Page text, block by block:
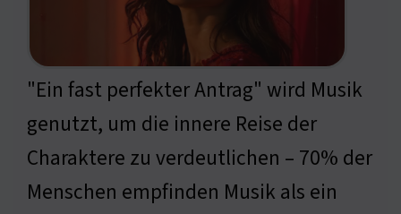
"Ein fast perfekter Antrag" wird Musik
genutzt, um die innere Reise der
Charaktere zu verdeutlichen – 70% der
Menschen empfinden Musik als ein